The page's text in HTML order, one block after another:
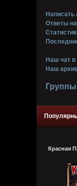
Написать
Ответы
Наш чат в
Наш
Группы
Красная